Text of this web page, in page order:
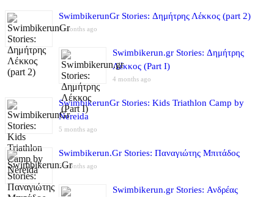
SwimbikerunGr Stories: Δημήτρης Λέκκος (part 2)
4 months ago
Swimbikerun.gr Stories: Δημήτρης
Λέκκος (Part I)
4 months ago
SwimbikerunGr Stories: Kids Triathlon Camp by
Nereida
5 months ago
Swimbikerun.Gr Stories: Παναγιώτης Μπιτάδος
5 months ago
Swimbikerun.gr Stories: Ανδρέας